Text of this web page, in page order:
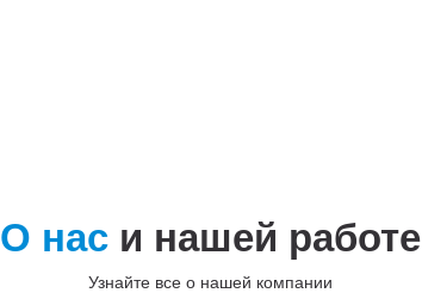
О наси нашей работе
Узнайте все о нашей компании